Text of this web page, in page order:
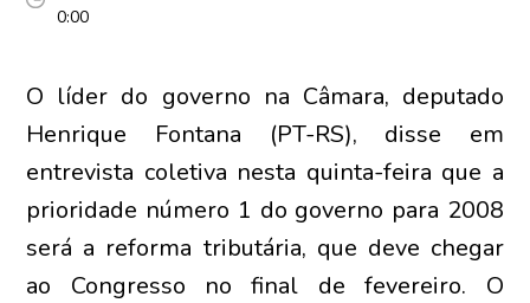
0:00
O líder do governo na Câmara, deputado
Henrique Fontana (PT-RS), disse em
entrevista coletiva nesta quinta-feira que a
prioridade número 1 do governo para 2008
será a reforma tributária, que deve chegar
ao Congresso no final de fevereiro. O